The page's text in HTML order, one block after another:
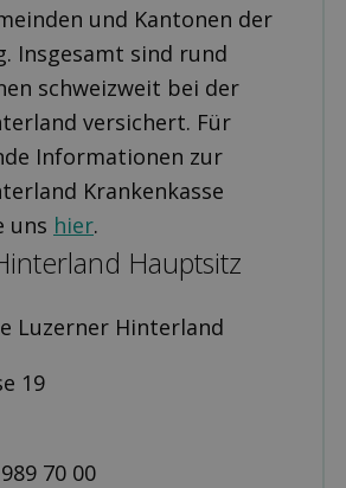
und Kantonen der
Insgesamt sind rund
schweizweit bei der
versichert. Für
Informationen zur
Krankenkasse
uns hier.
Hauptsitz
Luzerner Hinterland
19
70 00